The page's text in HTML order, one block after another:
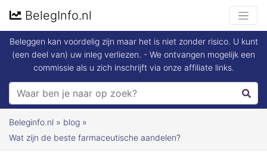
BelegInfo.nl
Beleggen kan voordelig zijn maar het is niet zonder risico. U kunt
(een deel van) uw inleg verliezen. - We ontvangen mogelijk een
commissie als u zich inschrijft via onze affiliate links.
Beleginfo.nl » blog »
Wat zijn de beste farmaceutische aandelen?